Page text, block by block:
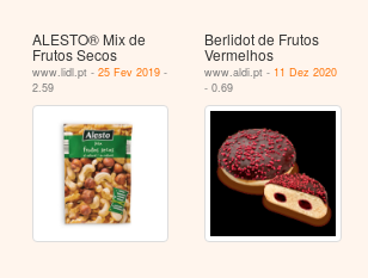
ALESTO® Mix de
Frutos Secos
www.lidl.pt - 25 Fev 2019-
2.59
Berlidot de Frutos
Vermelhos
www.aldi.pt - 11 Dez 2020
- 0.69